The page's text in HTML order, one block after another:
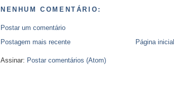
NENHUM COMENTÁRIO:
Postar um comentário
Postagem mais recente
Página inicial
Assinar: Postar comentários (Atom)